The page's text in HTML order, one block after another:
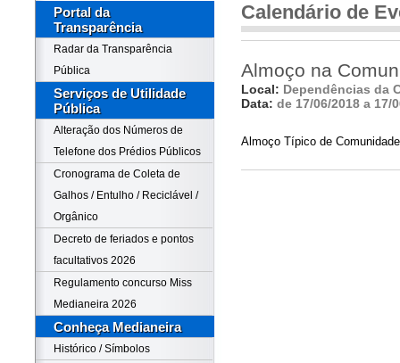
Portal da
Transparência
Radar da Transparência
Pública
Serviços de Utilidade
Pública
Alteração dos Números de
Telefone dos Prédios Públicos
Cronograma de Coleta de
Galhos / Entulho / Reciclável /
Orgânico
Decreto de feriados e pontos
facultativos 2026
Regulamento concurso Miss
Medianeira 2026
Conheça Medianeira
Histórico / Símbolos
Calendário de
Almoço na
Local: Dependências da
Data: de 17/06/2018 a 17/
Almoço Típico de Comunidade